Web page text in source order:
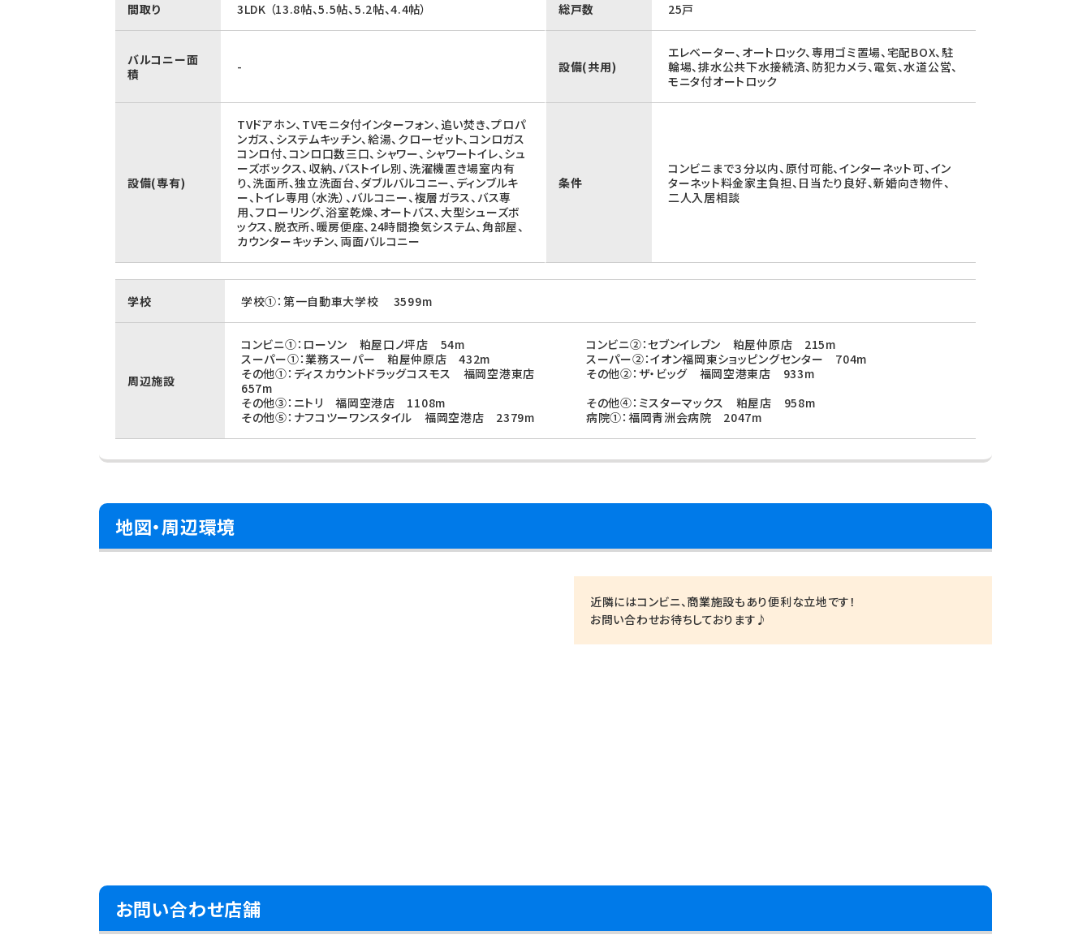
間取り 3LDK （13.8帖、5.5帖、5.2帖、4.4帖） 総戸数 25戸
バルコニー面
積
- 設備(共用)
エレベーター、オートロック、専用ゴミ置場、宅配BOX、駐
輪場、排水公共下水接続済、防犯カメラ、電気、水道公営、
モニタ付オートロック
設備(専有)
TVドアホン、TVモニタ付インターフォン、追い焚き、プロパ
ンガス、システムキッチン、給湯、クローゼット、コンロガス
コンロ付、コンロ口数三口、シャワー、シャワートイレ、シュ
ーズボックス、収納、バストイレ別、洗濯機置き場室内有
り、洗面所、独立洗面台、ダブルバルコニー、ディンブルキ
ー、トイレ専用（水洗）、バルコニー、複層ガラス、バス専
用、フローリング、浴室乾燥、オートバス、大型シューズボ
ックス、脱衣所、暖房便座、24時間換気システム、角部屋、
カウンターキッチン、両面バルコニー
条件
コンビニまで３分以内、原付可能、インターネット可、イン
ターネット料金家主負担、日当たり良好、新婚向き物件、
二人入居相談
学校 学校①：第一自動車大学校 3599m
周辺施設
コンビニ①：ローソン 粕屋口ノ坪店 54m
コンビニ②：セブンイレブン 粕屋仲原店 215m
スーパー①：業務スーパー 粕屋仲原店 432m
スーパー②：イオン福岡東ショッピングセンター 704m
その他①：ディスカウントドラッグコスモス 福岡空港東店
657m
その他②：ザ・ビッグ 福岡空港東店 933m
その他③：ニトリ 福岡空港店 1108m
その他④：ミスターマックス 粕屋店 958m
その他⑤：ナフコツーワンスタイル 福岡空港店 2379m
病院①：福岡青洲会病院 2047m
地図・周辺環境
近隣にはコンビニ、商業施設もあり便利な立地です！
お問い合わせお待ちしております♪
お問い合わせ店舗